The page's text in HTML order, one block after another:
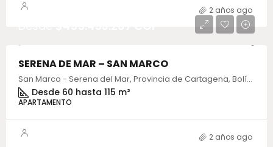
2 años ago
SERENA DE MAR – SAN MARCO
San Marco - Serena del Mar, Provincia de Cartagena, Bolívar, Colombia
Desde 60 hasta 115 m²
APARTAMENTO
2 años ago